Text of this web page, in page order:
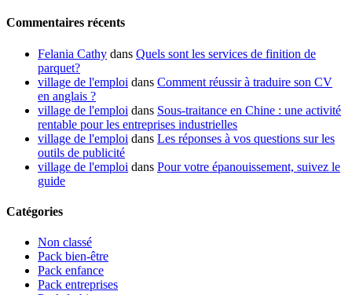
Commentaires récents
Felania Cathy dans Quels sont les services de finition de
parquet?
village de l'emploi dans Comment réussir à traduire son CV
en anglais ?
village de l'emploi dans Sous-traitance en Chine : une activité
rentable pour les entreprises industrielles
village de l'emploi dans Les réponses à vos questions sur les
outils de publicité
village de l'emploi dans Pour votre épanouissement, suivez le
guide
Catégories
Non classé
Pack bien-être
Pack enfance
Pack entreprises